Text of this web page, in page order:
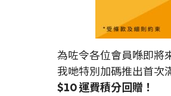
為咗令各位會員喺即將
我哋特別加碼推出首次
$10 運費積分回贈！